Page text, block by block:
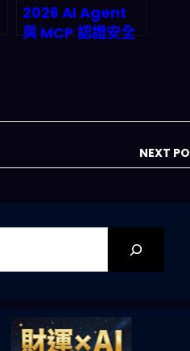
2026 AI Agent
與 MCP 認證安全
NEXT